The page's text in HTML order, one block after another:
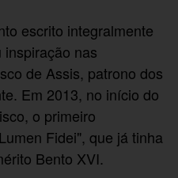
escrito integralmente
nas
de Assis, patrono dos
Em 2013, no início do
o primeiro
Fidei", que já tinha
Bento XVI.